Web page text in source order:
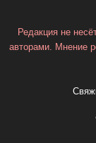
Редакция не
авторами. Мнение